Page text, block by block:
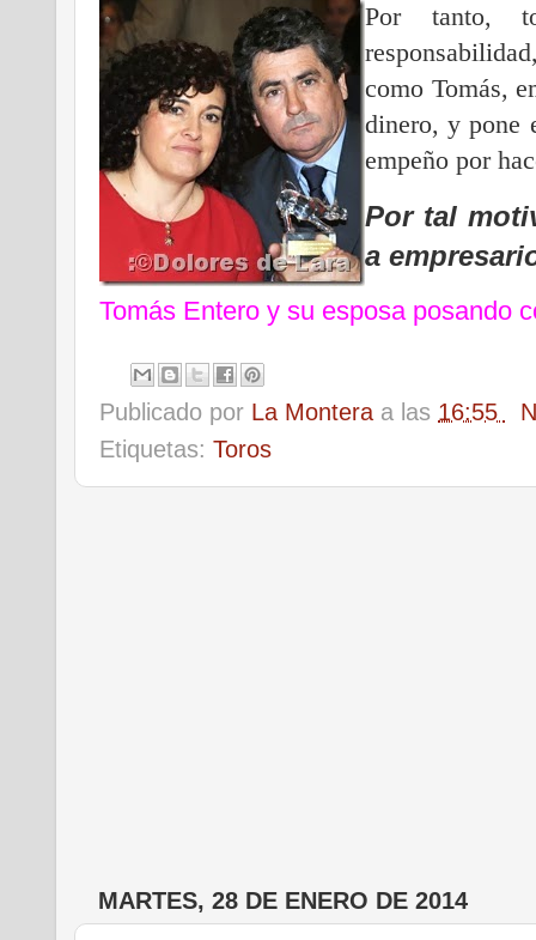
Por tanto,
como Tomás,
dinero, y pone
empeño por
Por tal
a
Tomás Entero y su esposa posando
Publicado por La Montera a las 16:55
Etiquetas: Toros
MARTES, 28 DE ENERO DE 2014